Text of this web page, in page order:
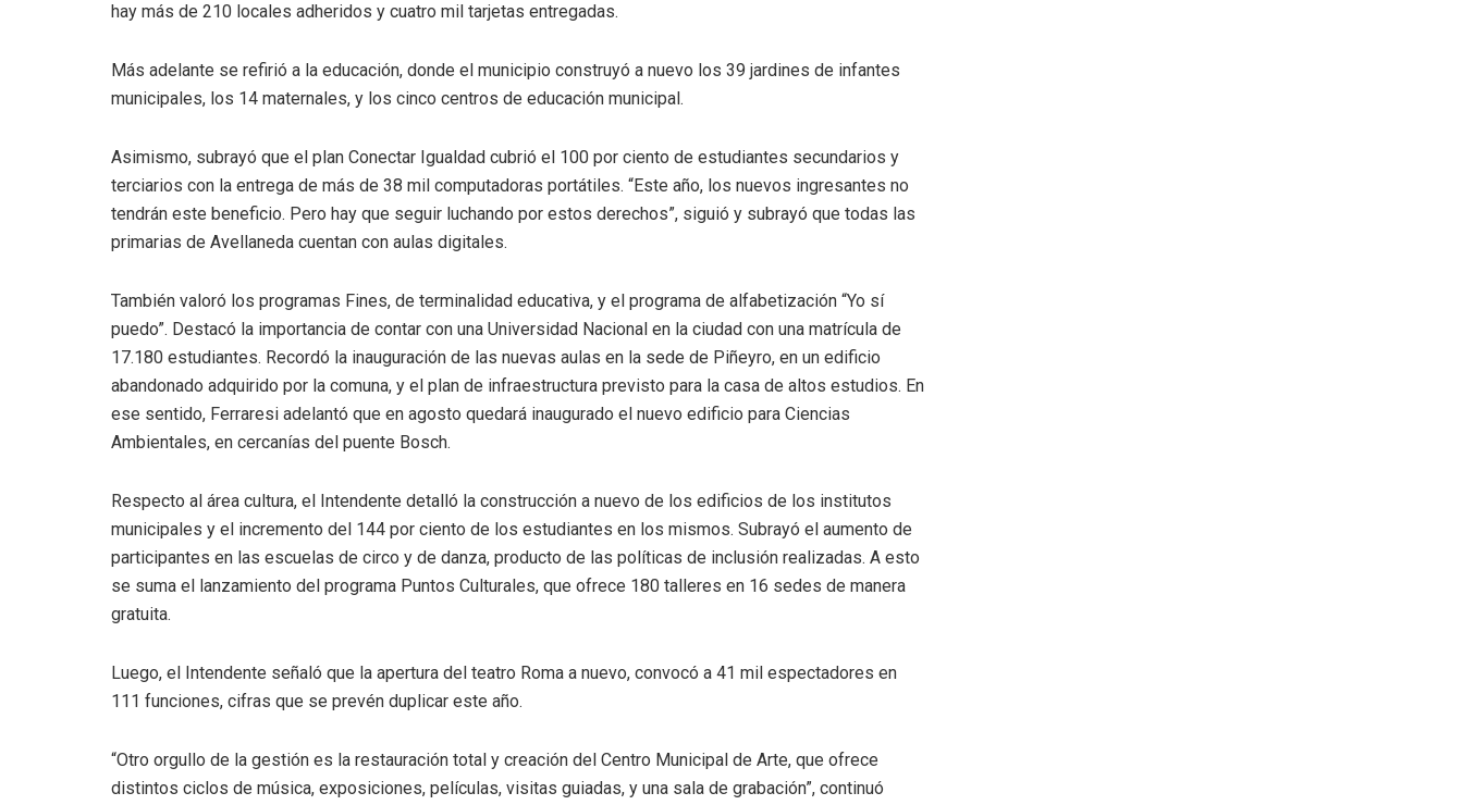
hay más de 210 locales adheridos y cuatro mil tarjetas entregadas.
Más adelante se refirió a la educación, donde el municipio construyó a nuevo los 39 jardines de infantes
municipales, los 14 maternales, y los cinco centros de educación municipal.
Asimismo, subrayó que el plan Conectar Igualdad cubrió el 100 por ciento de estudiantes secundarios y
terciarios con la entrega de más de 38 mil computadoras portátiles. “Este año, los nuevos ingresantes no
tendrán este beneficio. Pero hay que seguir luchando por estos derechos”, siguió y subrayó que todas las
primarias de Avellaneda cuentan con aulas digitales.
También valoró los programas Fines, de terminalidad educativa, y el programa de alfabetización “Yo sí
puedo”. Destacó la importancia de contar con una Universidad Nacional en la ciudad con una matrícula de
17.180 estudiantes. Recordó la inauguración de las nuevas aulas en la sede de Piñeyro, en un edificio
abandonado adquirido por la comuna, y el plan de infraestructura previsto para la casa de altos estudios. En
ese sentido, Ferraresi adelantó que en agosto quedará inaugurado el nuevo edificio para Ciencias
Ambientales, en cercanías del puente Bosch.
Respecto al área cultura, el Intendente detalló la construcción a nuevo de los edificios de los institutos
municipales y el incremento del 144 por ciento de los estudiantes en los mismos. Subrayó el aumento de
participantes en las escuelas de circo y de danza, producto de las políticas de inclusión realizadas. A esto
se suma el lanzamiento del programa Puntos Culturales, que ofrece 180 talleres en 16 sedes de manera
gratuita.
Luego, el Intendente señaló que la apertura del teatro Roma a nuevo, convocó a 41 mil espectadores en
111 funciones, cifras que se prevén duplicar este año.
“Otro orgullo de la gestión es la restauración total y creación del Centro Municipal de Arte, que ofrece
distintos ciclos de música, exposiciones, películas, visitas guiadas, y una sala de grabación”, continuó